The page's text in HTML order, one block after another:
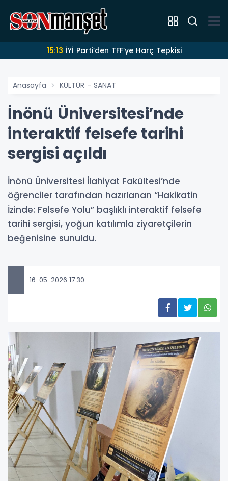
15:13 İYİ Parti’den TFF’ye Harç Tepkisi
Anasayfa KÜLTÜR - SANAT
İnönü Üniversitesi’nde
interaktif felsefe tarihi
sergisi açıldı
İnönü Üniversitesi İlahiyat Fakültesi’nde
öğrenciler tarafından hazırlanan “Hakikatin
İzinde: Felsefe Yolu” başlıklı interaktif felsefe
tarihi sergisi, yoğun katılımla ziyaretçilerin
beğenisine sunuldu.
16-05-2026 17:30